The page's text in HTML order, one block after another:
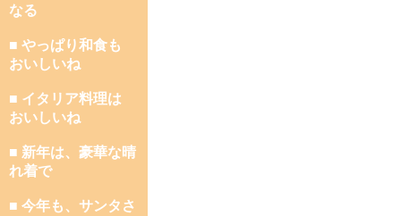
なる
■ やっぱり和食も
おいしいね
■ イタリア料理は
おいしいね
■ 新年は、豪華な晴
れ着で
■ 今年も、サンタさ